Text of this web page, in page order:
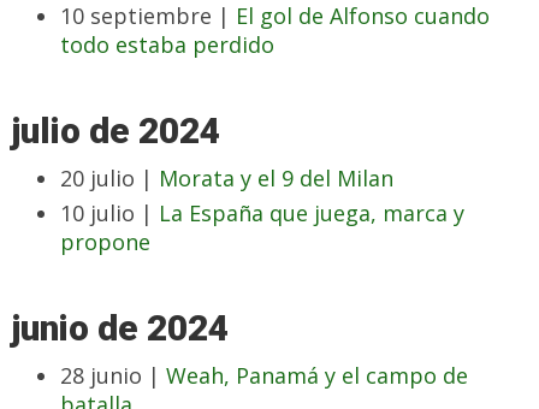
10 septiembre | El gol de Alfonso cuando
todo estaba perdido
julio de 2024
20 julio | Morata y el 9 del Milan
10 julio | La España que juega, marca y
propone
junio de 2024
28 junio | Weah, Panamá y el campo de